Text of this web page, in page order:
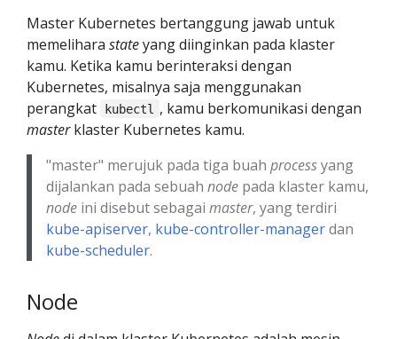
Master Kubernetes bertanggung jawab untuk
memelihara stateyang diinginkan pada klaster
kamu. Ketika kamu berinteraksi dengan
Kubernetes, misalnya saja menggunakan
perangkat
kubectl
, kamu berkomunikasi dengan
masterklaster Kubernetes kamu.
"master" merujuk pada tiga buah processyang
dijalankan pada sebuah node pada klaster kamu,
node ini disebut sebagai master, yang terdiri
kube-apiserver, kube-controller-managerdan
kube-scheduler.
Node